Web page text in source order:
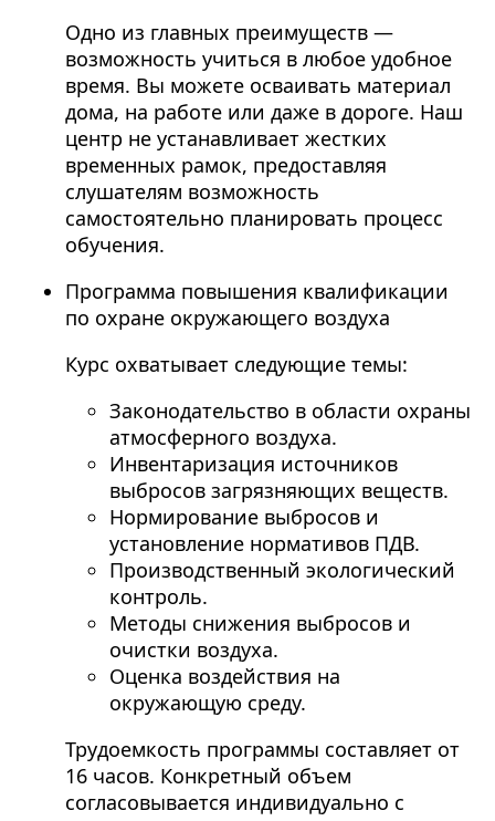
Одно из главных преимуществ —
возможность учиться в любое удобное
время. Вы можете осваивать материал
дома, на работе или даже в дороге. Наш
центр не устанавливает жестких
временных рамок, предоставляя
слушателям возможность
самостоятельно планировать процесс
обучения.
Программа повышения квалификации
по охране окружающего воздуха
Курс охватывает следующие темы:
Законодательство в области охраны
атмосферного воздуха.
Инвентаризация источников
выбросов загрязняющих веществ.
Нормирование выбросов и
установление нормативов ПДВ.
Производственный экологический
контроль.
Методы снижения выбросов и
очистки воздуха.
Оценка воздействия на
окружающую среду.
Трудоемкость программы составляет от
16 часов. Конкретный объем
согласовывается индивидуально с